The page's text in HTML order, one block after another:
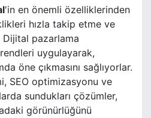
'in en önemli özelliklerinden
hızla takip etme ve
pazarlama
uygulayarak,
öne çıkmasını sağlıyorlar.
SEO optimizasyonu ve
sundukları çözümler,
görünürlüğünü